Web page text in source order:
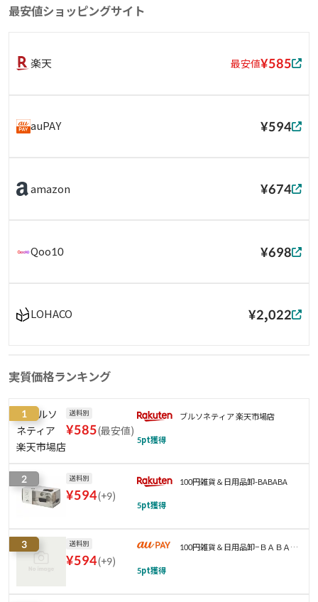
最安値ショッピングサイト
楽天 最安値¥585
auPAY ¥594
amazon ¥674
Qoo10 ¥698
LOHACO ¥2,022
実質価格ランキング
1 送料別
¥585(最安値)
ブルソネティア 楽天市場店
5pt獲得
2 送料別
¥594(+9)
100円雑貨＆日用品卸-BABABA
5pt獲得
3 送料別
¥594(+9)
100円雑貨＆日用品卸−ＢＡＢＡＢ
5pt獲得